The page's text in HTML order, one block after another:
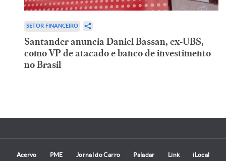
SETOR FINANCEIRO
Santander anuncia Daniel Bassan, ex-UBS,
como VP de atacado e banco de investimento
no Brasil
Acervo PME Jornal do Carro Paladar Link iLocal